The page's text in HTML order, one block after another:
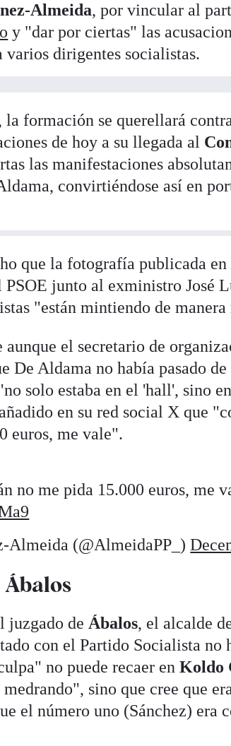
Almeida, por vincular al
y "dar por ciertas" las
varios dirigentes socialistas.
la formación se querellará
de hoy a su llegada al
las manifestaciones
convirtiéndose así en
que la fotografía publicada en
junto al exministro José
"están mintiendo de
el secretario de
De Aldama no había pasado
solo estaba en el 'hall', sino
en su red social X que
euros, me vale".
no me pida 15.000 euros, me
Almeida (@AlmeidaPP_)
juzgado de Ábalos, el alcalde
con el Partido Socialista no
no puede recaer enKoldo
sino que cree que
el número uno (Sánchez) era